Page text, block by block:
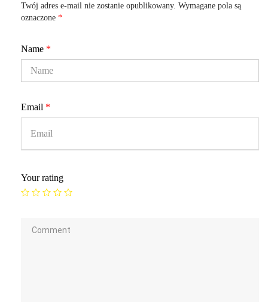
Twój adres e-mail nie zostanie opublikowany. Wymagane pola są
oznaczone *
Name *
Email *
Your rating